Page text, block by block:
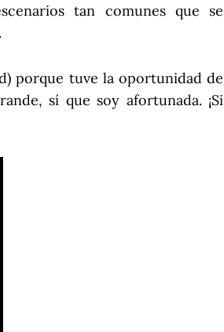
tan comunes que se
porque tuve la oportunidad de
sí que soy afortunada. ¡Si